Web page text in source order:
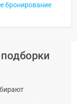
бронирование